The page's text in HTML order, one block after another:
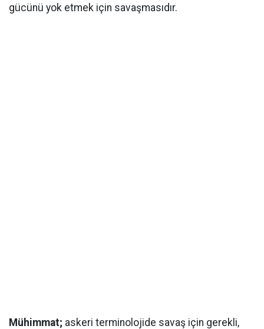
gücünü yok etmek için savaşmasıdır.
Mühimmat; askeri terminolojide savaş için gerekli,